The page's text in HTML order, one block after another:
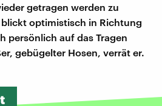
getragen werden zu
blickt optimistisch in Richtung
persönlich auf das Tragen
gebügelter Hosen, verrät er.